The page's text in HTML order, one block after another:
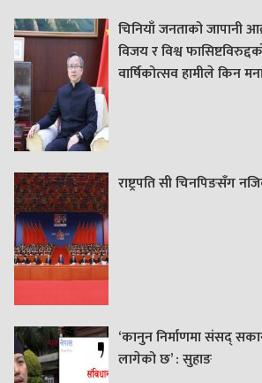
चिनियाँ जनताको जापानी
विजय र विश्व
वार्षिकोत्सव हामीले किन
राष्ट्रपति सी चिनपिङसँग
‘कानुन निर्माणमा संसद्
लागेको छ’ : सुहाङ